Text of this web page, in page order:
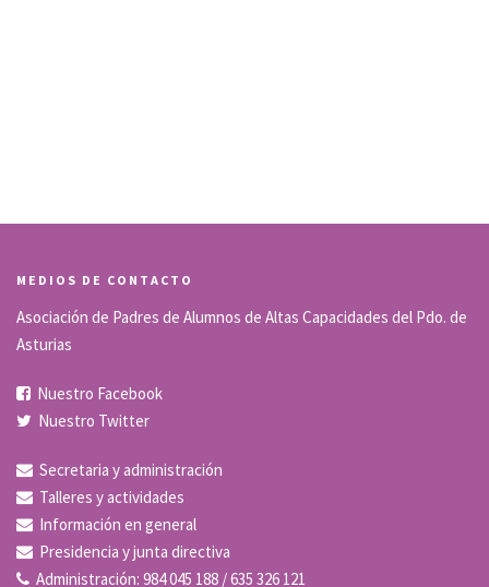
MEDIOS DE CONTACTO
Asociación de Padres de Alumnos de Altas Capacidades del Pdo. de
Asturias
Nuestro Facebook
Nuestro Twitter
Secretaria y administración
Talleres y actividades
Información en general
Presidencia y junta directiva
Administración: 984 045 188 / 635 326 121